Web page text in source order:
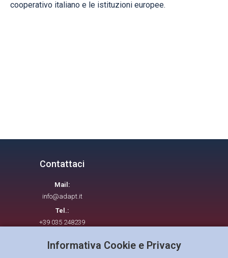
cooperativo italiano e le istituzioni europee.
Contattaci
Mail:
info@adapt.it
Tel.:
+39 035 248239
Informativa Cookie e Privacy